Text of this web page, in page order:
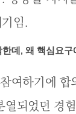
임.
데, 왜 핵심요구
여하기에 합
열되었던 경